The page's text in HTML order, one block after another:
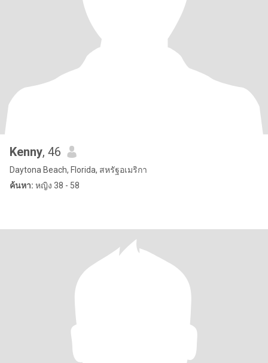
Kenny, 46
Daytona Beach, Florida, สหรัฐอเมริกา
ค้นหา: หญิง 38 - 58